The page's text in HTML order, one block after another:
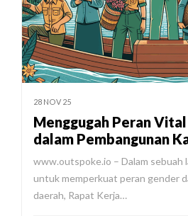
28 NOV 25
Menggugah Peran
dalam Pembangunan
www.outspoke.io – Dalam sebuah
untuk memperkuat peran gender
daerah, Rapat Kerja…